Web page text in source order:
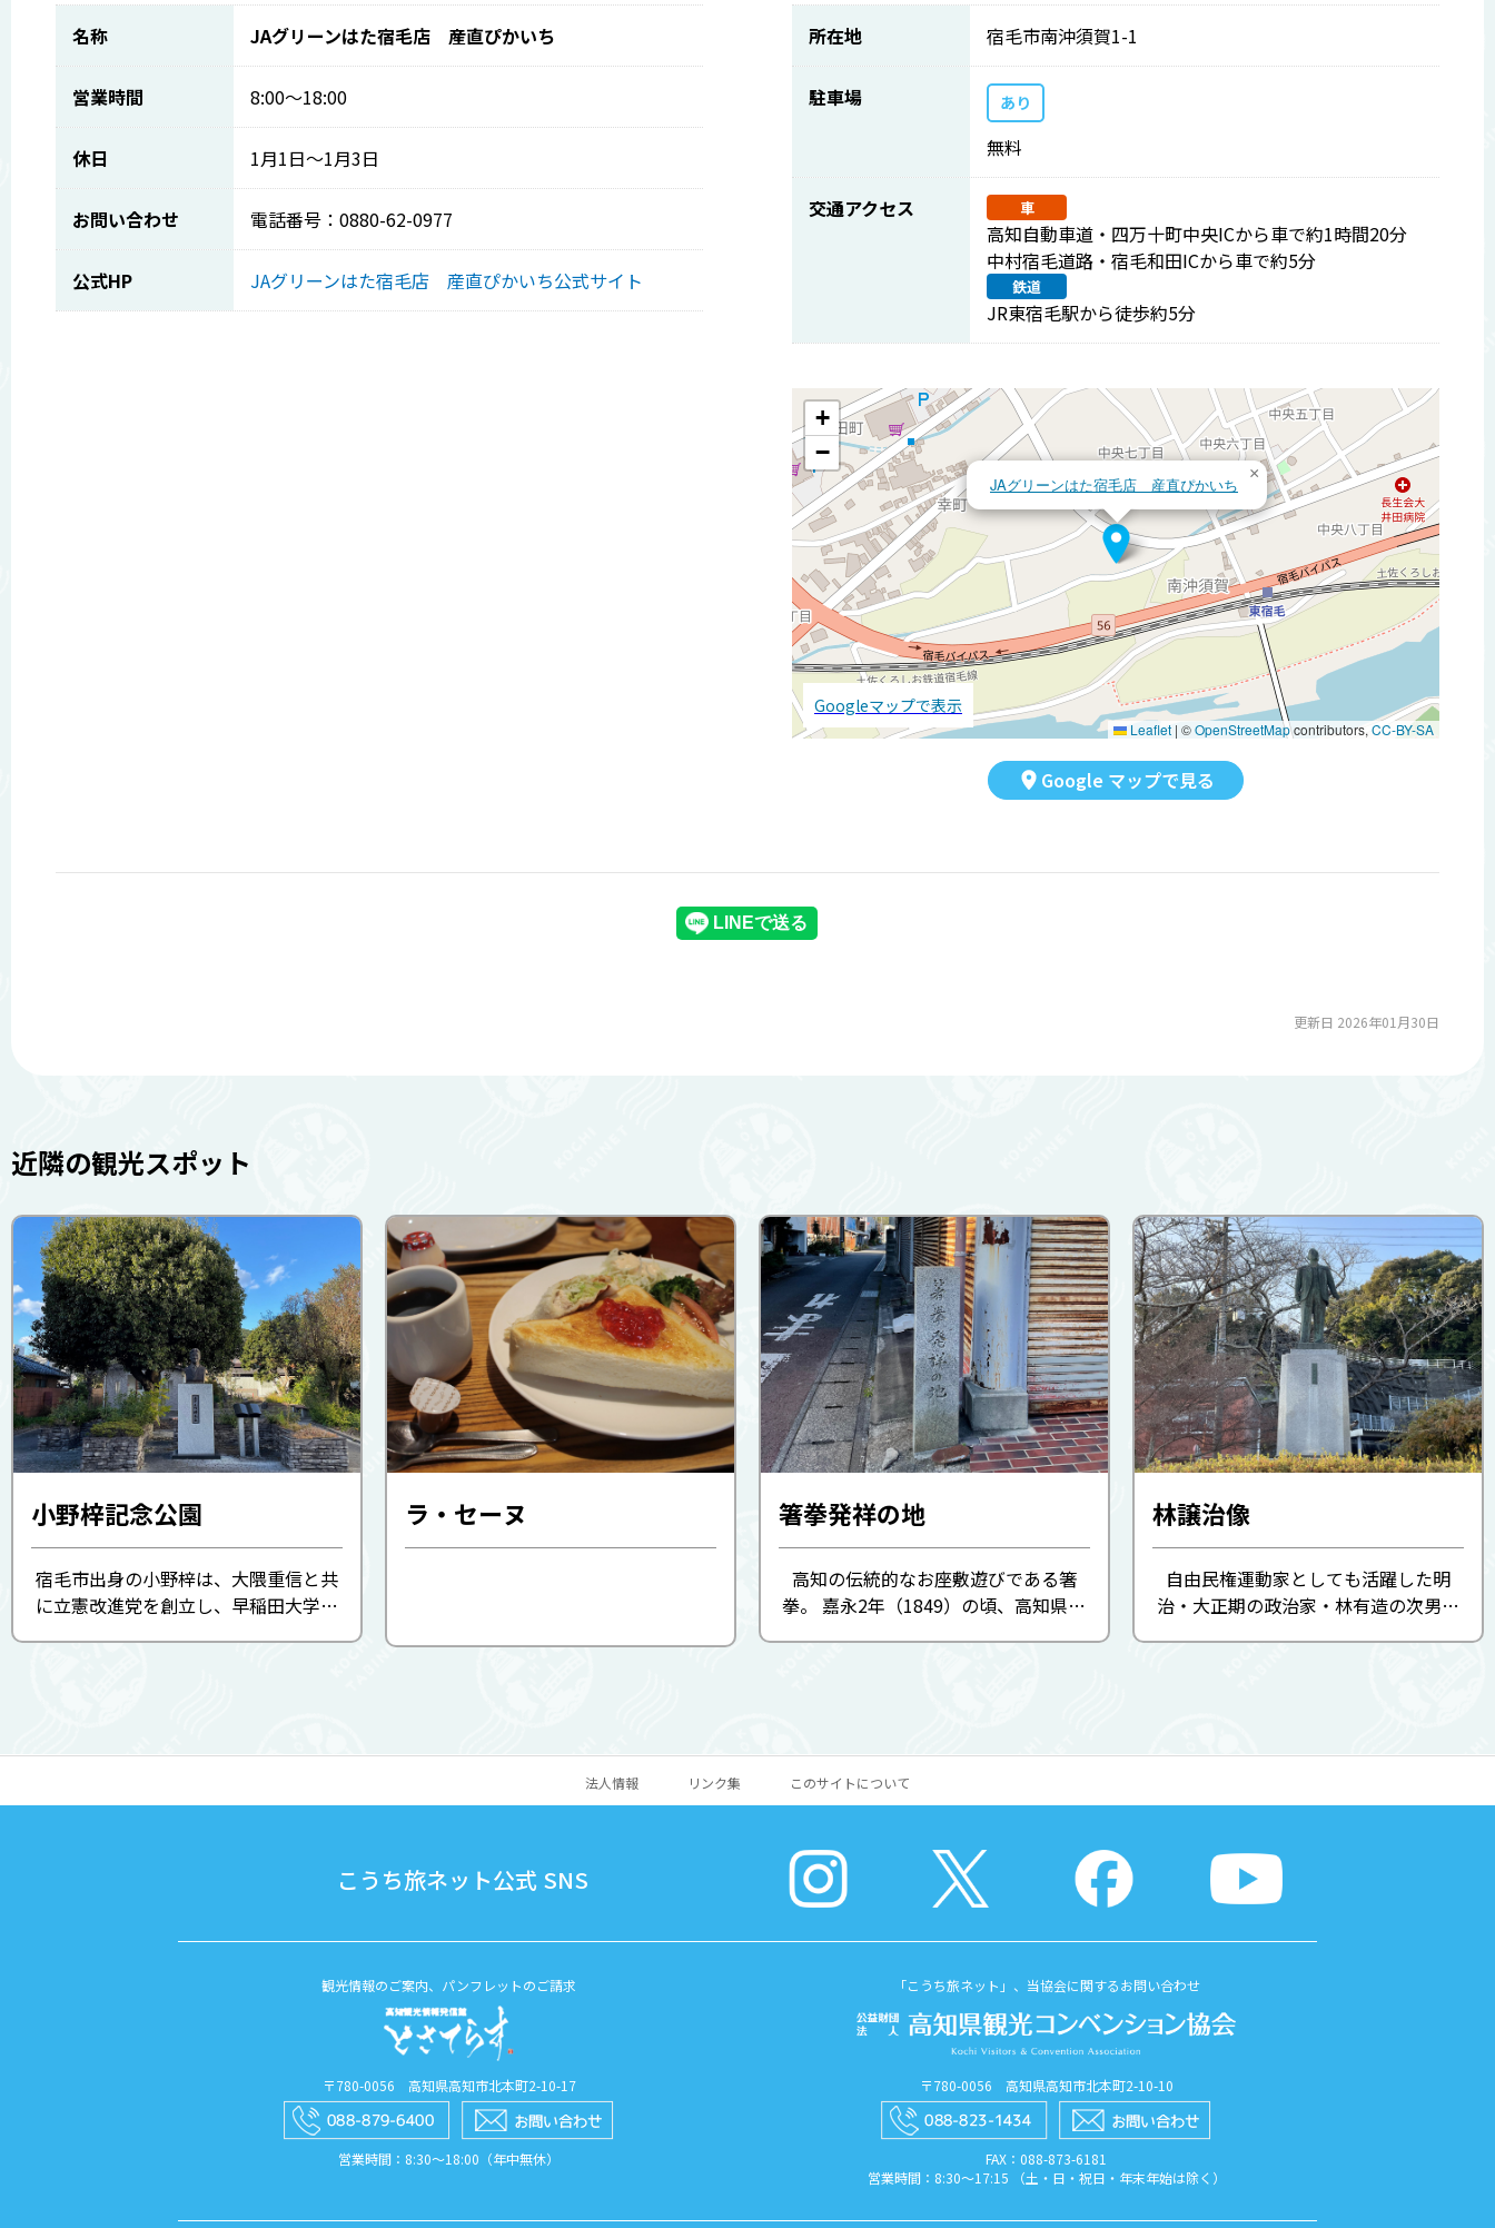
名称 JAグリーンはた宿毛店 産直ぴかいち
営業時間 8:00～18:00
休日 1月1日～1月3日
お問い合わせ 電話番号：0880-62-0977
公式HP JAグリーンはた宿毛店 産直ぴかいち公式サイト
所在地 宿毛市南沖須賀1-1
駐車場 あり
無料
交通アクセス 車
高知自動車道・四万十町中央ICから車で約1時間20分
中村宿毛道路・宿毛和田ICから車で約5分
鉄道
JR東宿毛駅から徒歩約5分
JAグリーンはた宿毛店 産直ぴかいち
×
+
−
Leaflet | ©OpenStreetMapcontributors, CC-BY-SA
Googleマップで表示
Google マップで見る
更新日 2026年01月30日
近隣の観光スポット
小野梓記念公園
宿毛市出身の小野梓は、大隈重信と共
に立憲改進党を創立し、早稲田大学の
ラ・セーヌ 箸拳発祥の地
高知の伝統的なお座敷遊びである箸
拳。 嘉永2年（1849）の頃、高知県宿
林譲治像
自由民権運動家としても活躍した明
治・大正期の政治家・林有造の次男。
法人情報 リンク集 このサイトについて
こうち旅ネット公式 SNS
観光情報のご案内、パンフレットのご請求
〒780-0056 高知県高知市北本町2-10-17
営業時間：8:30〜18:00（年中無休）
「こうち旅ネット」、当協会に関するお問い合わせ
〒780-0056 高知県高知市北本町2-10-10
FAX：088​-873​-6181
営業時間：8:30〜17:15 （土・日・祝日・年末年始は除く）